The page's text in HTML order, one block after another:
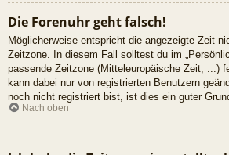
Die Forenuhr geht falsch!
Möglicherweise entspricht die angezeigte Zeit
Zeitzone. In diesem Fall solltest du im
passende Zeitzone (Mitteleuropäische Zeit, ...)
kann dabei nur von registrierten Benutzern
noch nicht registriert bist, ist dies ein guter
Nach oben